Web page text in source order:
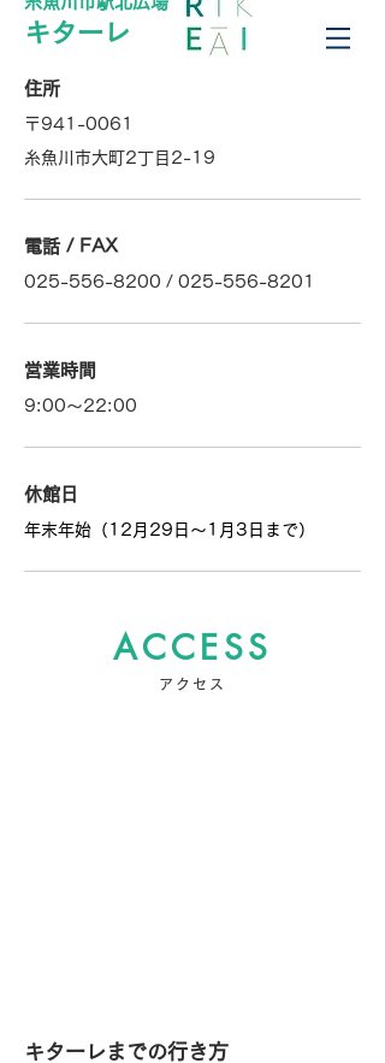
キターレ
住所
〒941-0061
糸魚川市大町2丁目2-19
電話 / FAX
025-556-8200 / 025-556-8201
営業時間
9:00～22:00
休館日
​年末年始（12月29日～1月3日まで）
ACCESS
アクセス
​キターレまでの行き方